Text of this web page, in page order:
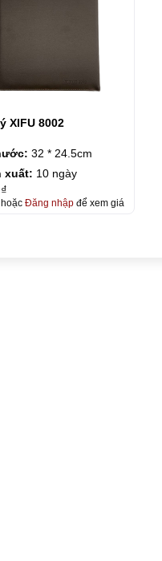
XIFU 8002
32 * 24.5cm
xuất: 10 ngày
Đăng nhậpđể xem giá